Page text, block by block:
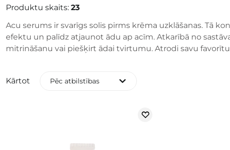
Produktu skaits: 23
Acu serums ir svarīgs solis pirms krēma uzklāšanas. Tā
efektu un palīdz atjaunot ādu ap acīm. Atkarībā no
mitrināšanu vai piešķirt ādai tvirtumu. Atrodi savu
Kārtot Pēc atbilstības